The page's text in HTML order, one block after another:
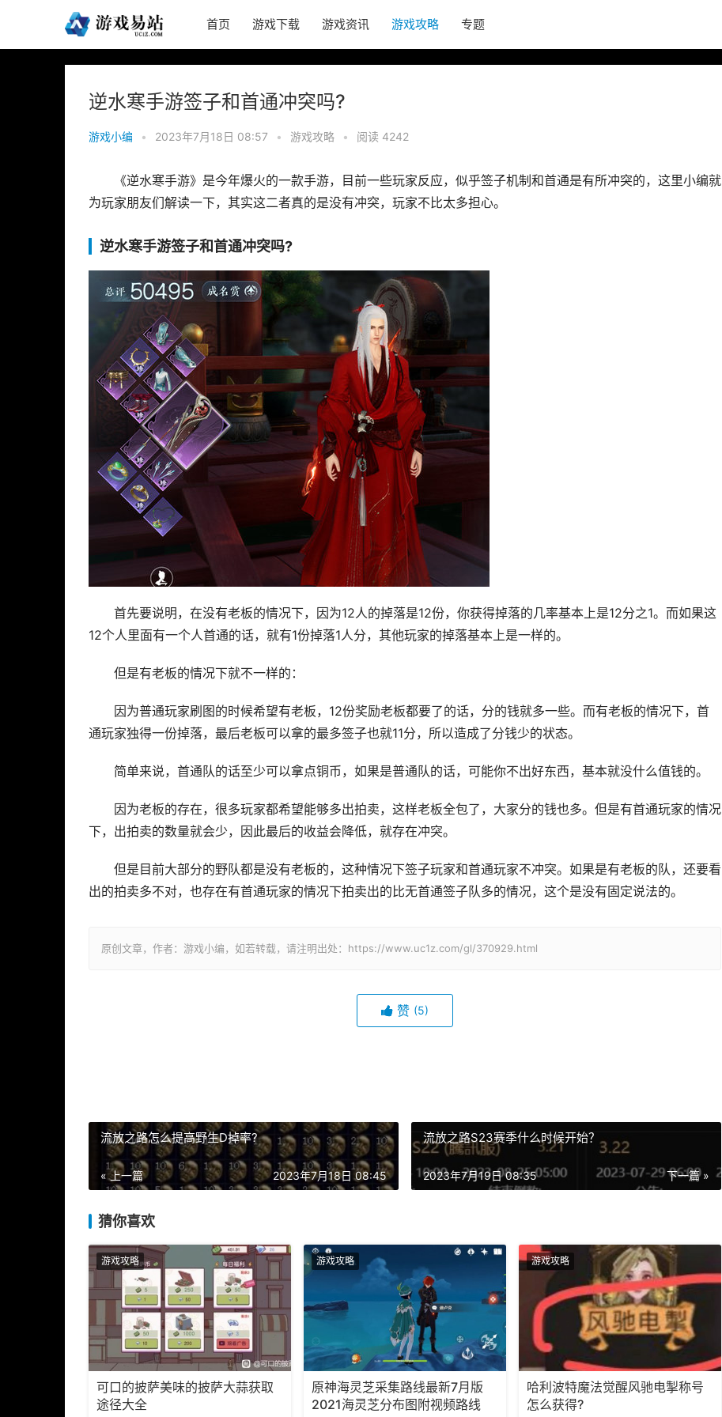
首页 游戏下载 游戏资讯 游戏攻略 专题
逆水寒手游签子和首通冲突吗?
游戏小编 • 2023年7月18日 08:57 • 游戏攻略 • 阅读 4242
《逆水寒手游》是今年爆火的一款手游，目前一些玩家反应，似乎签子机制和首通是有所冲突的，这里小编就
为玩家朋友们解读一下，其实这二者真的是没有冲突，玩家不比太多担心。
逆水寒手游签子和首通冲突吗?
首先要说明，在没有老板的情况下，因为12人的掉落是12份，你获得掉落的几率基本上是12分之1。而如果这
12个人里面有一个人首通的话，就有1份掉落1人分，其他玩家的掉落基本上是一样的。
但是有老板的情况下就不一样的：
因为普通玩家刷图的时候希望有老板，12份奖励老板都要了的话，分的钱就多一些。而有老板的情况下，首
通玩家独得一份掉落，最后老板可以拿的最多签子也就11分，所以造成了分钱少的状态。
简单来说，首通队的话至少可以拿点铜币，如果是普通队的话，可能你不出好东西，基本就没什么值钱的。
因为老板的存在，很多玩家都希望能够多出拍卖，这样老板全包了，大家分的钱也多。但是有首通玩家的情况
下，出拍卖的数量就会少，因此最后的收益会降低，就存在冲突。
但是目前大部分的野队都是没有老板的，这种情况下签子玩家和首通玩家不冲突。如果是有老板的队，还要看
出的拍卖多不对，也存在有首通玩家的情况下拍卖出的比无首通签子队多的情况，这个是没有固定说法的。
原创文章，作者：游戏小编，如若转载，请注明出处：https://www.uc1z.com/gl/370929.html
赞 (5)
流放之路怎么提高野生D掉率?
« 上一篇 2023年7月18日 08:45
流放之路S23赛季什么时候开始？
下一篇 »
2023年7月19日 08:35
猜你喜欢
游戏攻略
可口的披萨美味的披萨大蒜获取
途径大全
游戏攻略
原神海灵芝采集路线最新7月版
2021海灵芝分布图附视频路线
游戏攻略
哈利波特魔法觉醒风驰电掣称号
怎么获得?